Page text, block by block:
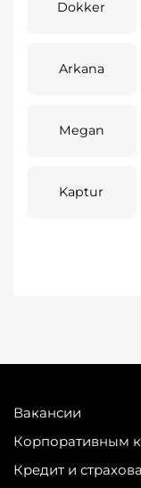
Dokker
Arkana
Megan
Kaptur
Вакансии
Корпоративным
Кредит и